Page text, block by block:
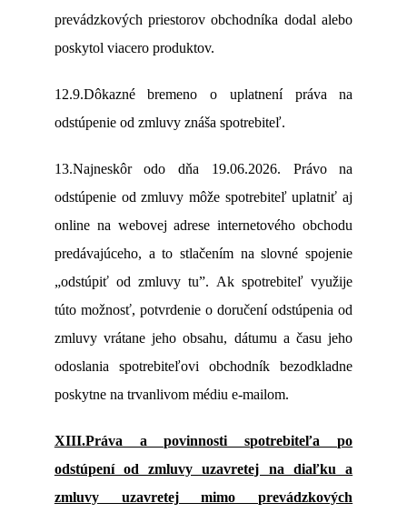
prevádzkových priestorov obchodníka dodal alebo
poskytol viacero produktov.
12.9.Dôkazné bremeno o uplatnení práva na
odstúpenie od zmluvy znáša spotrebiteľ.
13.Najneskôr odo dňa 19.06.2026. Právo na
odstúpenie od zmluvy môže spotrebiteľ uplatniť aj
online na webovej adrese internetového obchodu
predávajúceho, a to stlačením na slovné spojenie
„odstúpiť od zmluvy tu”. Ak spotrebiteľ využije
túto možnosť, potvrdenie o doručení odstúpenia od
zmluvy vrátane jeho obsahu, dátumu a času jeho
odoslania spotrebiteľovi obchodník bezodkladne
poskytne na trvanlivom médiu e-mailom.
XIII.Práva a povinnosti spotrebiteľa po
odstúpení od zmluvy uzavretej na diaľku a
zmluvy uzavretej mimo prevádzkových